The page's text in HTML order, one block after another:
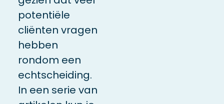
potentiële
cliënten vragen
hebben
rondom een
echtscheiding.
In een serie van